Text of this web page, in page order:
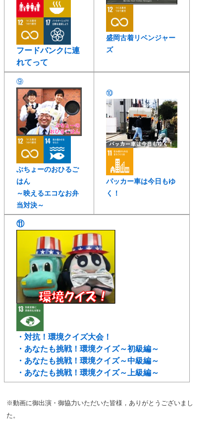
フードバンクに連
れてって
盛岡古着リベンジャー
ズ
⑨
ぶちょーのおひるご
はん
～映えるエコなお弁
当対決～
⑩
パッカー車は今日もゆ
く！
⑪
・対抗！環境クイズ大会！
・あなたも挑戦！環境クイズ～初級編～
・あなたも挑戦！環境クイズ～中級編～
・あなたも挑戦！環境クイズ～上級編～
※動画に御出演・御協力いただいた皆様，ありがとうございまし
た。